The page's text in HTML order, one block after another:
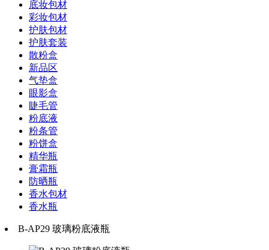
底妆包材
彩妆包材
护肤包材
护肤套装
散粉盒
新品区
气垫盒
眼影盒
睫毛管
粉底液
粉条管
粉饼盒
精华瓶
膏霜瓶
防晒瓶
香水包材
香水瓶
B-AP29 玻璃粉底液瓶